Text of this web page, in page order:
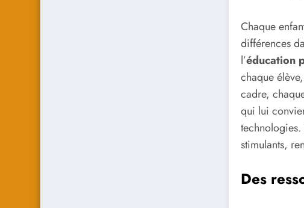
Chaque
différences
l’éducation
chaque
cadre,
qui lui
technologies.
stimulants,
Des